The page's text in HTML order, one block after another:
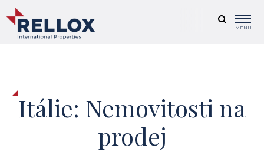
MENU
Itálie: Nemovitosti na
prodej